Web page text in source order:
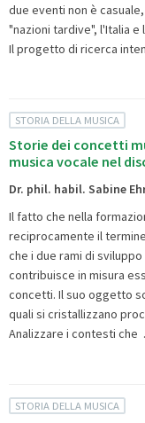
due eventi non è
"nazioni tardive", l'Italia e
Il progetto di ricerca
STORIA DELLA MUSICA
Storie dei concetti
musica vocale nel
Dr. phil. habil. Sabine
Il fatto che nella
reciprocamente il
che i due rami di
contribuisce in misura
concetti. Il suo oggetto
quali si cristallizzano
Analizzare i contesti che
STORIA DELLA MUSICA